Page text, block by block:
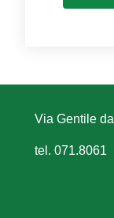
Via Gentile
tel. 071.8061